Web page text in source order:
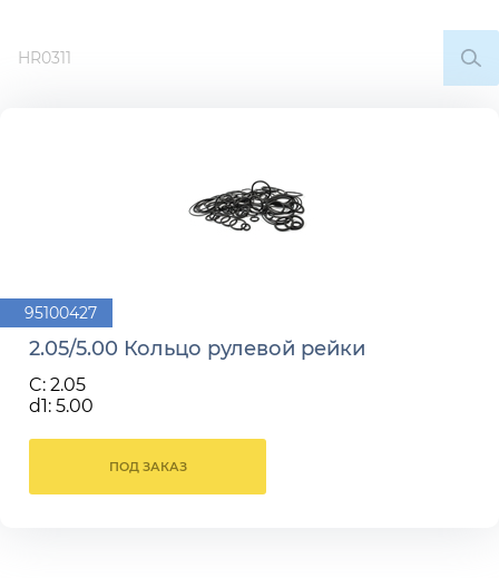
95100427
2.05/5.00 Кольцо рулевой рейки
C: 2.05
d1: 5.00
ПОД ЗАКАЗ